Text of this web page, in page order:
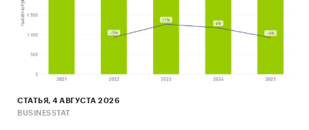
СТАТЬЯ, 4 АВГУСТА 2026
BUSINESSTAT